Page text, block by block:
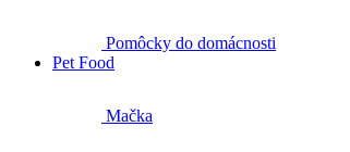
Pomôcky do domácnosti
Pet Food
Mačka